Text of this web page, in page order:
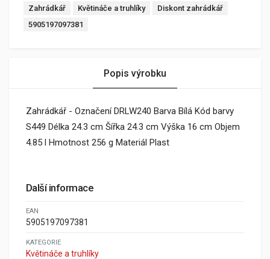
Zahrádkář Květináče a truhlíky
Diskont zahrádkář
5905197097381
Popis výrobku
Zahrádkář - Označení DRLW240 Barva Bílá Kód barvy
S449 Délka 24.3 cm Šířka 24.3 cm Výška 16 cm Objem
4.85 l Hmotnost 256 g Materiál Plast
Další informace
EAN
5905197097381
KATEGORIE
Květináče a truhlíky